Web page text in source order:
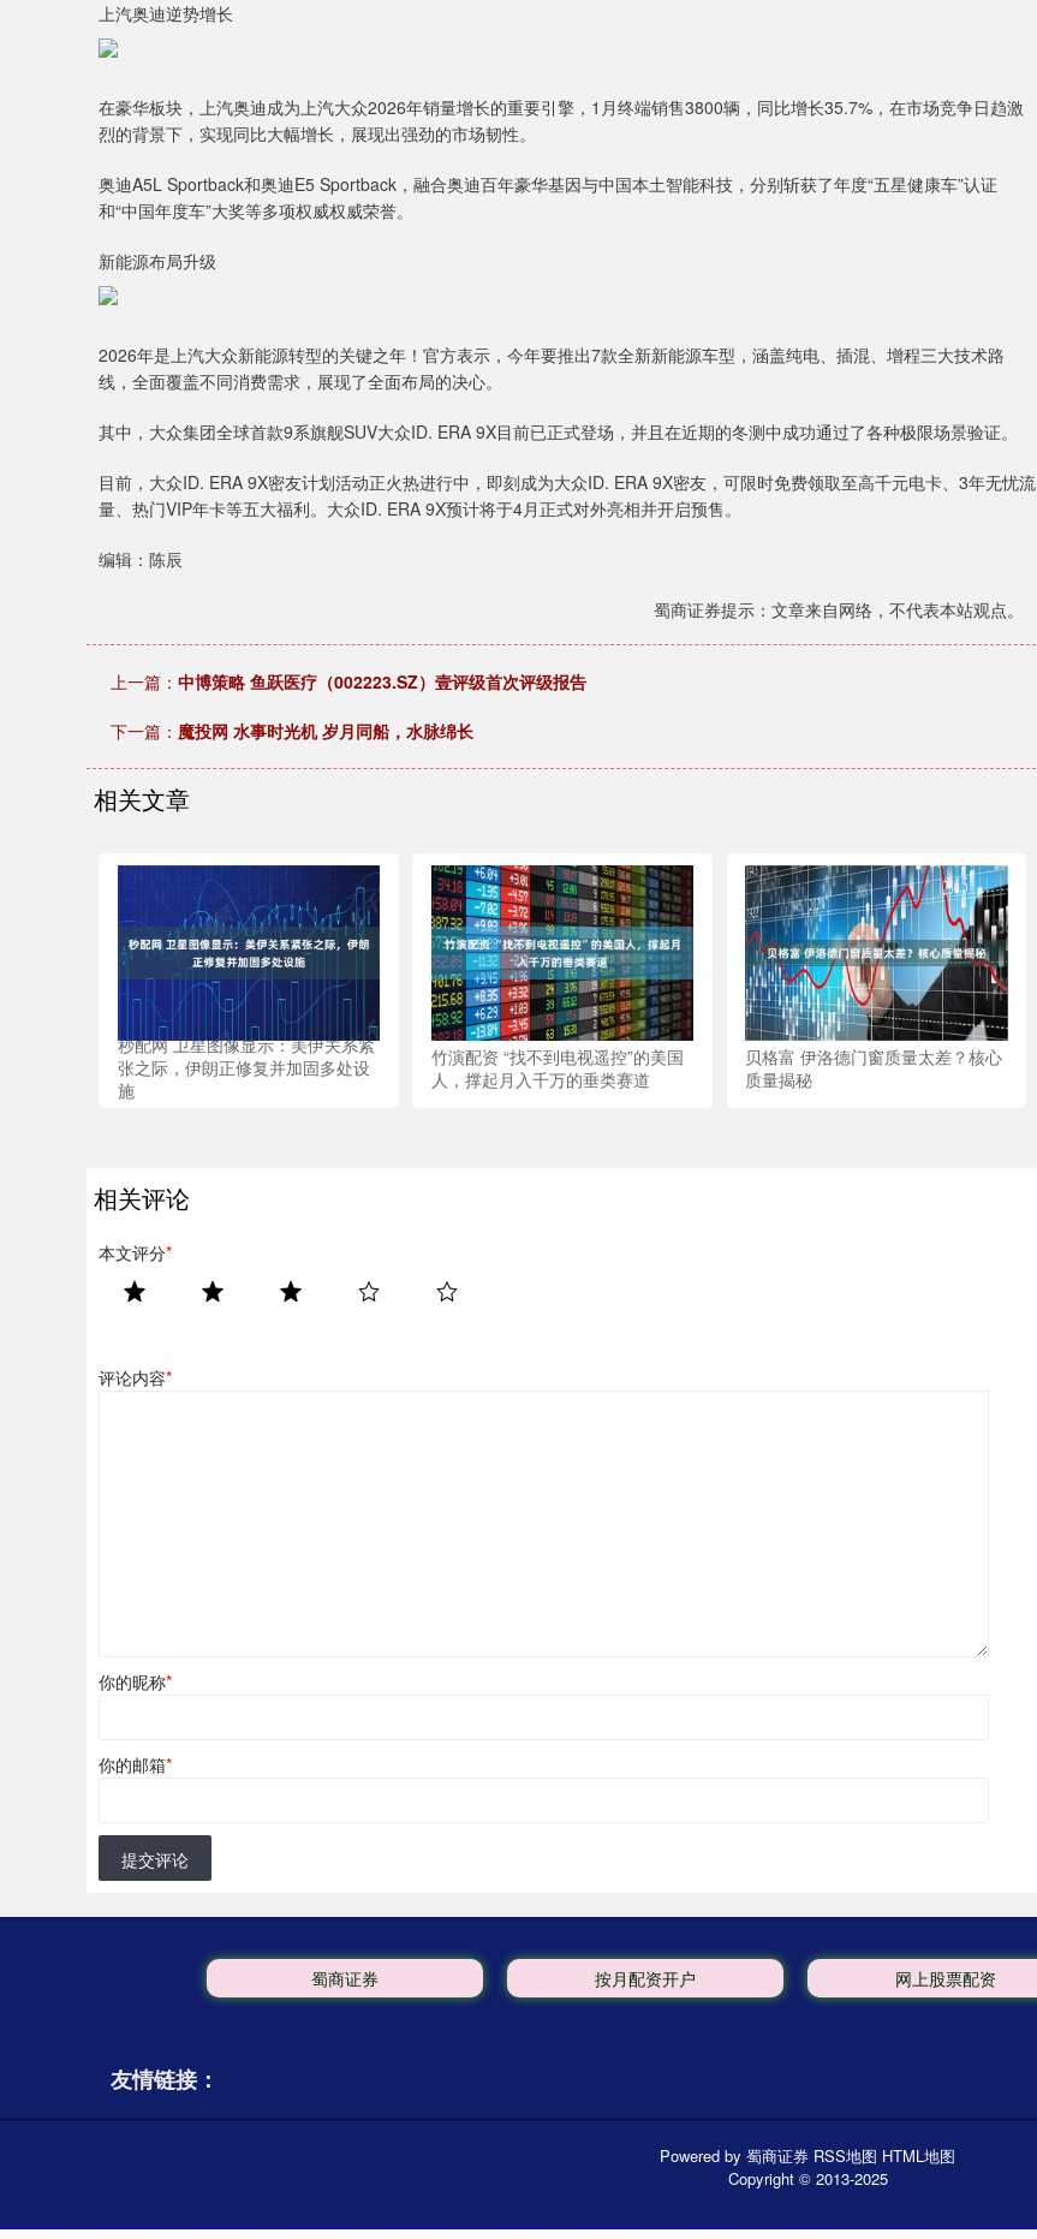
上汽奥迪逆势增长
在豪华板块，上汽奥迪成为上汽大众2026年销量增长的重要引擎，1月终端销售3800辆，同比增长35.7%，在市场竞争日趋激
烈的背景下，实现同比大幅增长，展现出强劲的市场韧性。
奥迪A5L Sportback和奥迪E5 Sportback，融合奥迪百年豪华基因与中国本土智能科技，分别斩获了年度“五星健康车”认证
和“中国年度车”大奖等多项权威权威荣誉。
新能源布局升级
2026年是上汽大众新能源转型的关键之年！官方表示，今年要推出7款全新新能源车型，涵盖纯电、插混、增程三大技术路
线，全面覆盖不同消费需求，展现了全面布局的决心。
其中，大众集团全球首款9系旗舰SUV大众ID. ERA 9X目前已正式登场，并且在近期的冬测中成功通过了各种极限场景验证。
目前，大众ID. ERA 9X密友计划活动正火热进行中，即刻成为大众ID. ERA 9X密友，可限时免费领取至高千元电卡、3年无忧流
量、热门VIP年卡等五大福利。大众ID. ERA 9X预计将于4月正式对外亮相并开启预售。
编辑：陈辰
蜀商证券提示：文章来自网络，不代表本站观点。
上一篇： 中博策略 鱼跃医疗（002223.SZ）壹评级首次评级报告
下一篇： 魔投网 水事时光机 岁月同船，水脉绵长
相关文章
秒配网 卫星图像显示：美伊关系紧
张之际，伊朗正修复并加固多处设
施
竹演配资 “找不到电视遥控”的美国
人，撑起月入千万的垂类赛道
贝格富 伊洛德门窗质量太差？核心
质量揭秘
相关评论
本文评分*
评论内容*
你的昵称*
你的邮箱*
提交评论
蜀商证券 按月配资开户 网上股票配资
友情链接：
Powered by 蜀商证券 RSS地图 HTML地图
Copyright © 2013-2025